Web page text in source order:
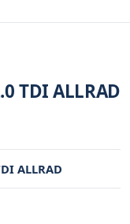
TDI ALLRAD
ALLRAD